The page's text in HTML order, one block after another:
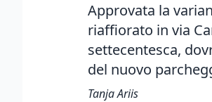
Approvata la
riaffiorato in via
settecentesca,
del nuovo
Tanja Ariis